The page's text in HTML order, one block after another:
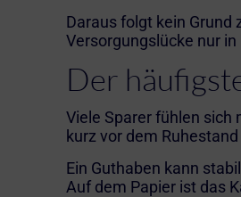
Daraus folgt kein Grund
Versorgungslücke nur
Der
Viele Sparer fühlen sich
kurz vor dem
Ein Guthaben kann
Auf dem Papier ist das